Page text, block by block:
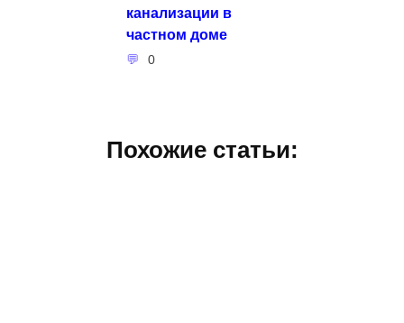
канализации в
частном доме
0
Похожие статьи: